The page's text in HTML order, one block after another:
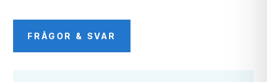
FRÅGOR & SVAR